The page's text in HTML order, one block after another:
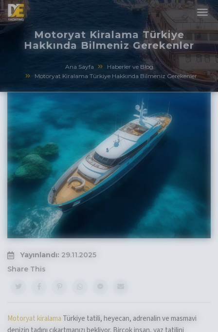
Motoryat Kiralama Türkiye
Hakkında Bilmeniz Gerekenler
Ana Sayfa
Haberler ve Blog
Motoryat Kiralama Türkiye Hakkında Bilmeniz Gerekenler
Yayınlandı: 29.11.2025
Share This
Motoryat kiralama Türkiye tatili, heyecan, adrenalin ve masmavi